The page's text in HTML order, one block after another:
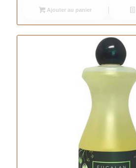
Ajouter au panier